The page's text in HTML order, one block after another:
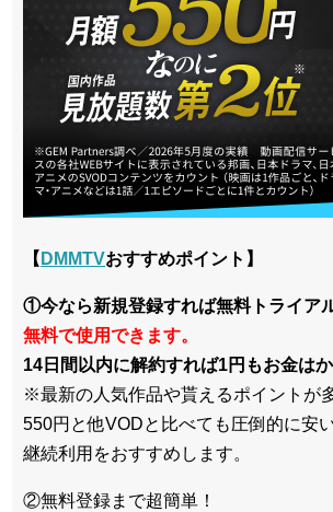
【 DMMTVおすすめポイント】
①今なら新規登録すれば無料トライア
無料で使用できます。
14日間以内に解約すれば1円もお金はか
※最新の人気作品や貰えるポイントが
550円と他VODと比べても圧倒的に安
継続利用をおすすめします。
②無料登録まで超簡単！